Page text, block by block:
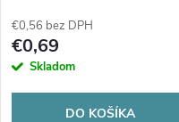
€0,56 bez DPH
€0,69
Skladom
DO KOŠÍKA